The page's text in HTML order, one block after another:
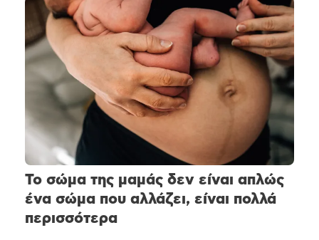
Το σώμα της μαμάς δεν είναι απλώς
ένα σώμα που αλλάζει, είναι πολλά
περισσότερα